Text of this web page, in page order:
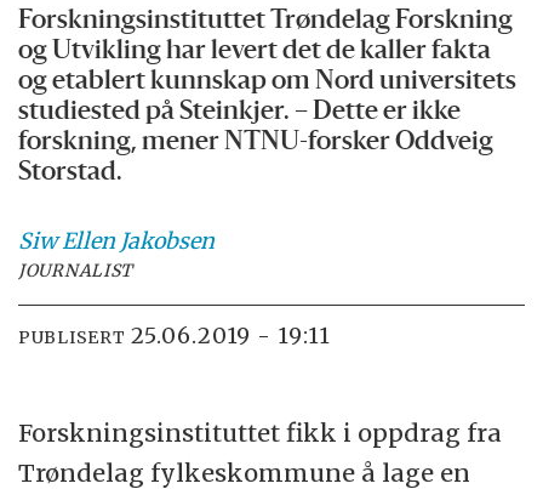
Forskningsinstituttet Trøndelag Forskning
og Utvikling har levert det de kaller fakta
og etablert kunnskap om Nord universitets
studiested på Steinkjer. – Dette er ikke
forskning, mener NTNU-forsker Oddveig
Storstad.
Siw Ellen Jakobsen
JOURNALIST
PUBLISERT 25.06.2019 - 19:11
Forskningsinstituttet fikk i oppdrag fra
Trøndelag fylkeskommune å lage en